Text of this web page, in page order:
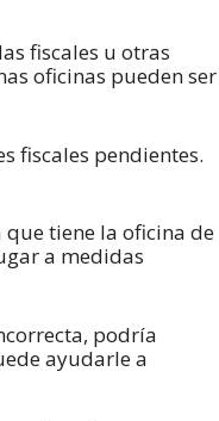
fiscales u otras
oficinas pueden ser
fiscales pendientes.
tiene la oficina de
a medidas
podría
ayudarle a